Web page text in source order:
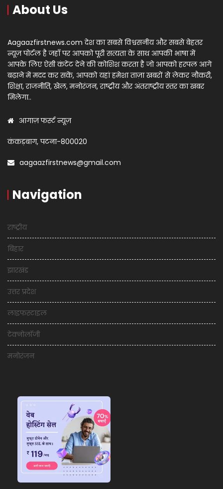
About Us
Aagaazfirstnews.com देश का सबसे विश्वसनीय और सबसे बेहतर
न्यूज़ पोर्टल है जहाँ पर आपको पूरी सत्यता के साथ आपकी भाषा में
आपके लिए ऐसी कंटेंट देने की कोशिश करता है जो आपको हरपल आगे
बढ़ाने में मदद कर सकें, आपको यहां हमेशा ताज़ा खबरों से लेकर नौकरी,
शिक्षा, राजनीति, खेल, मनोरंजन, राष्ट्रीय और अंतराष्ट्रीय स्तर का खबर
मिलेगा..
आगाज़ फर्स्ट न्यूज़
कंकड़बाग, पटना-800020
aagaazfirstnews@gmail.com
Navigation
राष्ट्रीय
बिहार
झारखंड
उत्तर प्रदेश
लाइफस्टाइल
टेक्नोलॉजी
मनोरंजन